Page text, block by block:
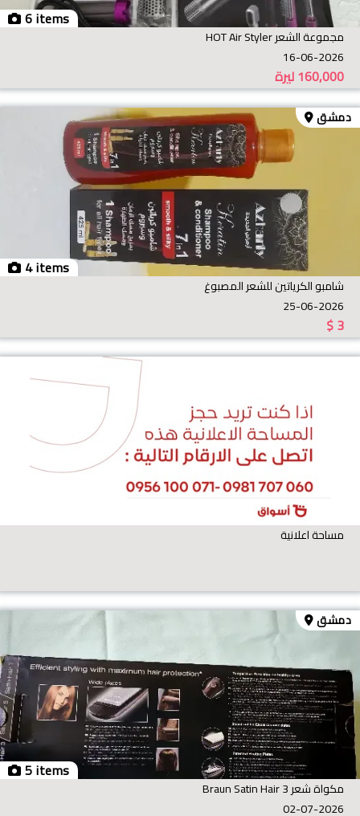
6 items
مجموعة الشعر HOT Air Styler
16-06-2026
ليرة160,000
4 items
دمشق
شامبو الكرياتين للشعر المصبوغ
25-06-2026
$3
مساحة اعلانية
5 items
دمشق
مكواة شعر Braun Satin Hair 3
02-07-2026